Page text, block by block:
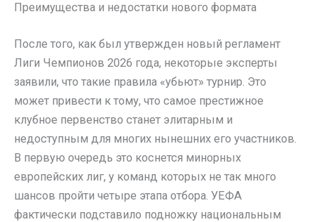
Преимущества и недостатки нового формата
После того, как был утвержден новый регламент
Лиги Чемпионов 2026 года, некоторые эксперты
заявили, что такие правила «убьют» турнир. Это
может привести к тому, что самое престижное
клубное первенство станет элитарным и
недоступным для многих нынешних его участников.
В первую очередь это коснется минорных
европейских лиг, у команд которых не так много
шансов пройти четыре этапа отбора. УЕФА
фактически подставило подножку национальным